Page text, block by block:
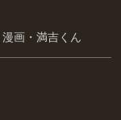
漫画・満吉くん